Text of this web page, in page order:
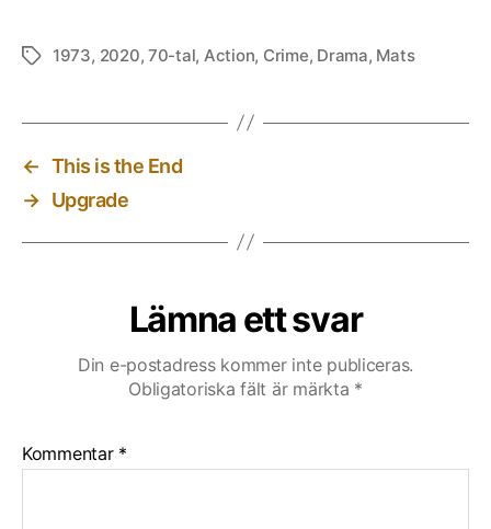
Etiketter
1973, 2020, 70-tal, Action, Crime, Drama, Mats
← This is the End
→ Upgrade
Lämna ett svar
Din e-postadress kommer inte publiceras.
Obligatoriska fält är märkta *
Kommentar *